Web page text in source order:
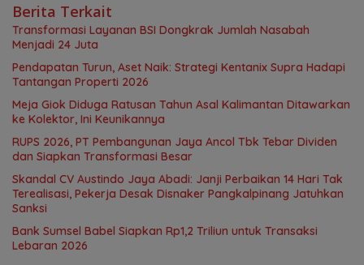
Berita Terkait
Transformasi Layanan BSI Dongkrak Jumlah Nasabah
Menjadi 24 Juta
Pendapatan Turun, Aset Naik: Strategi Kentanix Supra Hadapi
Tantangan Properti 2026
Meja Giok Diduga Ratusan Tahun Asal Kalimantan Ditawarkan
RUPS 2026, PT Pembangunan Jaya Ancol Tbk Tebar Dividen
dan Siapkan Transformasi Besar
Skandal CV Austindo Jaya Abadi: Janji Perbaikan 14 Hari Tak
Terealisasi, Pekerja Desak Disnaker Pangkalpinang Jatuhkan
Sanksi
Bank Sumsel Babel Siapkan Rp1,2 Triliun untuk Transaksi
Lebaran 2026